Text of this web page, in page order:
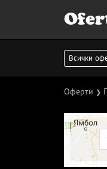
Всички
Оферти ❯